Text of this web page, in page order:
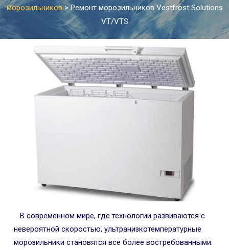
морозильников>Ремонт морозильников Vestfrost Solutions
VT/VTS
В современном мире, где технологии развиваются с
невероятной скоростью, ультранизкотемпературные
морозильники становятся все более востребованными.